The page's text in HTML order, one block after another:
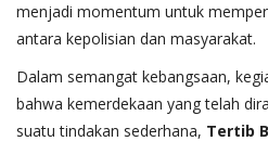
menjadi momentum untuk
antara kepolisian dan masyarakat.
Dalam semangat kebangsaan,
bahwa kemerdekaan yang telah
suatu tindakan sederhana, Tertib